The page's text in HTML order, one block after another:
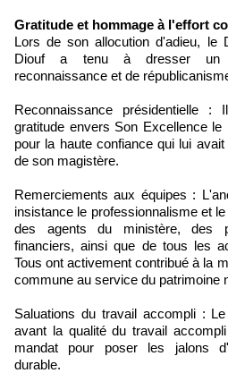
Gratitude et hommage à l'effort
Lors de son allocution d'adieu, le
Diouf a tenu à dresser un
reconnaissance et de
Reconnaissance présidentielle
gratitude envers Son Excellence le
pour la haute confiance qui lui
de son magistère.
Remerciements aux équipes :
insistance le professionnalisme et
des agents du ministère, des
financiers, ainsi que de tous les
Tous ont activement contribué à la
commune au service du patrimoine
Saluations du travail accompli :
avant la qualité du travail
mandat pour poser les jalons
durable.